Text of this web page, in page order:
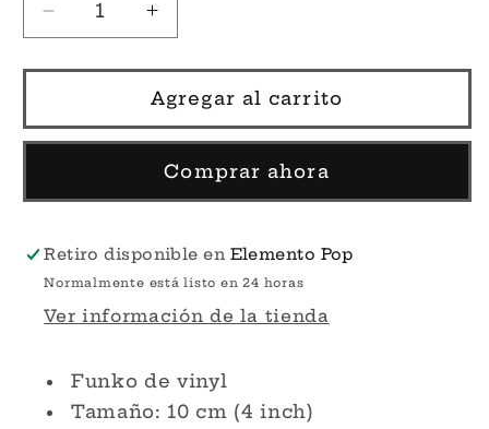
Reducir
cantidad
para
Cover
#20
Marvel&#39;s
Men
Funko
Aumentar
cantidad
para
Wolverine
Cover
#20
Marvel&#39;s
Men
Funko
Agregar al carrito
Comprar ahora
Retiro disponible en Elemento Pop
Normalmente está listo en 24 horas
Ver información de la tienda
Funko de vinyl
Tamaño: 10 cm (4 inch)